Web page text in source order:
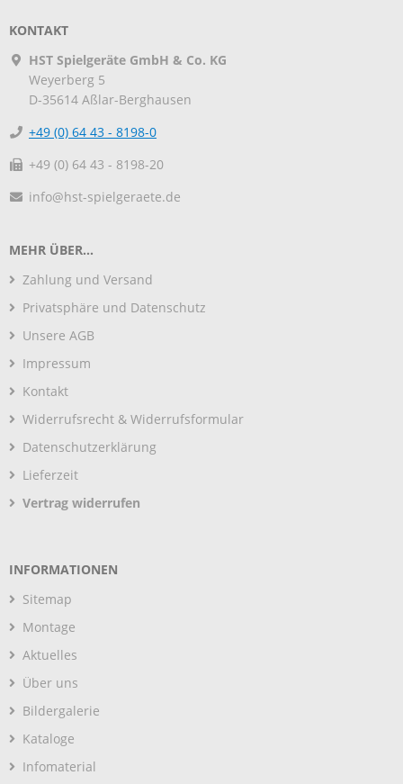
KONTAKT
HST Spielgeräte GmbH & Co. KG
Weyerberg 5
D-35614 Aßlar-Berghausen
+49 (0) 64 43 - 8198-0
+49 (0) 64 43 - 8198-20
info@hst-spielgeraete.de
MEHR ÜBER...
Zahlung und Versand
Privatsphäre und Datenschutz
Unsere AGB
Impressum
Kontakt
Widerrufsrecht & Widerrufsformular
Datenschutzerklärung
Lieferzeit
Vertrag widerrufen
INFORMATIONEN
Sitemap
Montage
Aktuelles
Über uns
Bildergalerie
Kataloge
Infomaterial